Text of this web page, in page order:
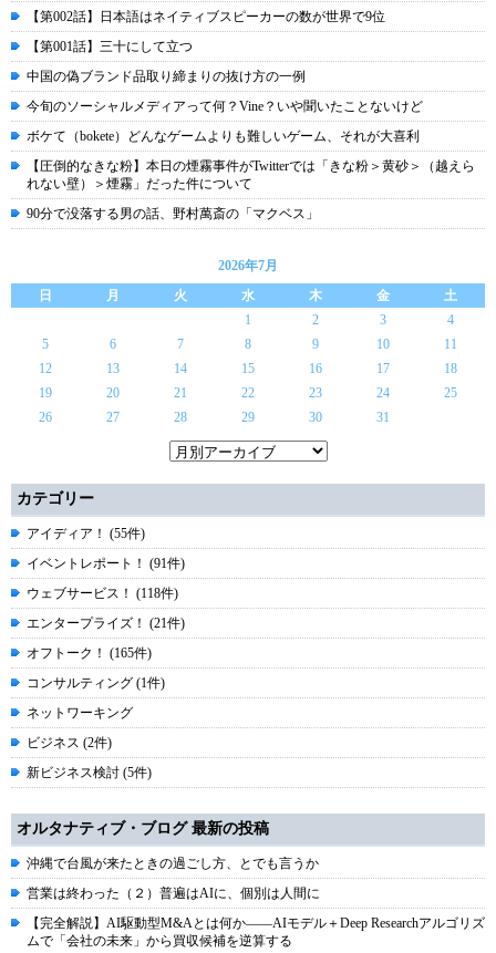
【第002話】日本語はネイティブスピーカーの数が世界で9位
【第001話】三十にして立つ
中国の偽ブランド品取り締まりの抜け方の一例
今旬のソーシャルメディアって何？Vine？いや聞いたことないけど
ボケて（bokete）どんなゲームよりも難しいゲーム、それが大喜利
【圧倒的なきな粉】本日の煙霧事件がTwitterでは「きな粉＞黄砂＞（越えら
れない壁）＞煙霧」だった件について
90分で没落する男の話、野村萬斎の「マクベス」
2026年7月
日
月 火 水 木 金
土
1
2 3
4
5
6 7 8 9 10
11
12
13 14 15 16 17
18
19
20 21 22 23 24
25
26
27 28 29 30 31
カテゴリー
アイディア！ (55件)
イベントレポート！ (91件)
ウェブサービス！ (118件)
エンタープライズ！ (21件)
オフトーク！ (165件)
コンサルティング (1件)
ネットワーキング
ビジネス (2件)
新ビジネス検討 (5件)
オルタナティブ・ブログ 最新の投稿
沖縄で台風が来たときの過ごし方、とでも言うか
営業は終わった（２）普遍はAIに、個別は人間に
【完全解説】AI駆動型M&Aとは何か――AIモデル＋Deep Researchアルゴリズ
ムで「会社の未来」から買収候補を逆算する